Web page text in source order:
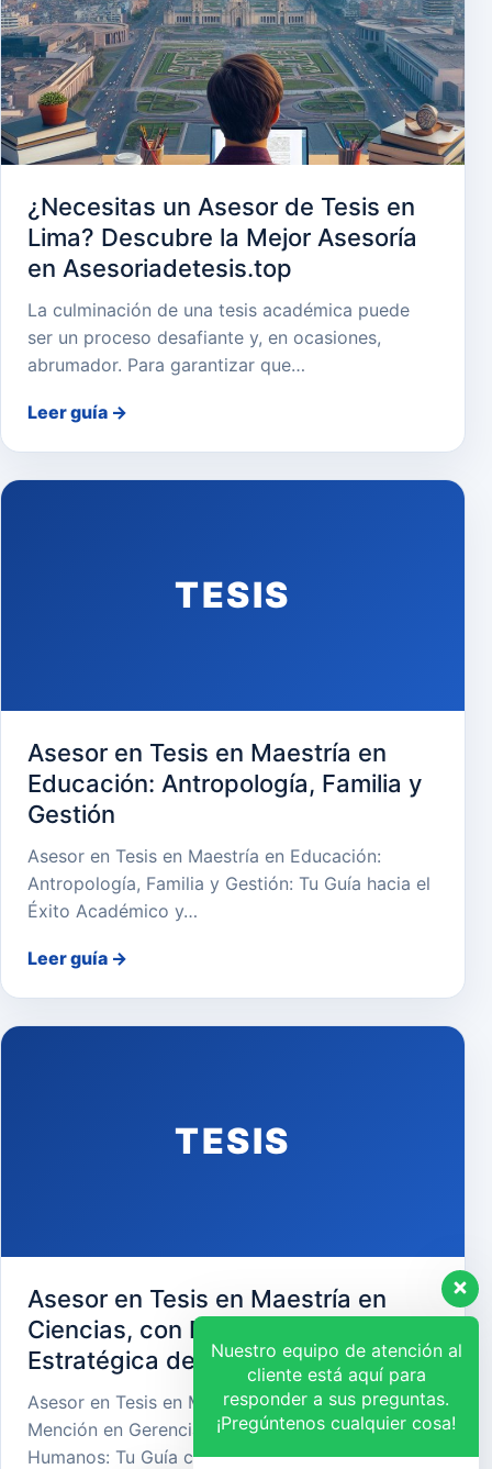
¿Necesitas un Asesor de Tesis en
Lima? Descubre la Mejor Asesoría
en Asesoriadetesis.top
La culminación de una tesis académica puede
ser un proceso desafiante y, en ocasiones,
abrumador. Para garantizar que…
Leer guía →
TESIS
Asesor en Tesis en Maestría en
Educación: Antropología, Familia y
Gestión
Asesor en Tesis en Maestría en Educación:
Antropología, Familia y Gestión: Tu Guía hacia el
Éxito Académico y…
Leer guía →
TESIS
Asesor en Tesis en Maestría en
Ciencias, con Mención en Gerencia
Estratégica de Recursos Humanos
Asesor en Tesis en Maestría en Ciencias, con
Mención en Gerencia Estratégica de Recursos
Humanos: Tu Guía cara…
Nuestro equipo de atención al
cliente está aquí para
responder a sus preguntas.
¡Pregúntenos cualquier cosa!